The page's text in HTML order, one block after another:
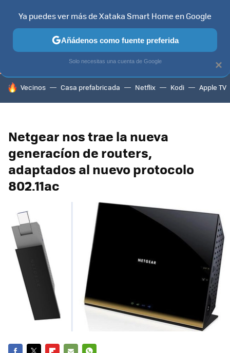
TELEVISORES CONTENIDOS SMART TV SELECCIÓN
HOY SE HABLA DE
Vecinos Casa prefabricada Netflix Kodi Apple TV
Netgear nos trae la nueva
generacíon de routers,
adaptados al nuevo protocolo
802.11ac
×
Ya puedes ver más de Xataka Smart Home en Google
Añádenos como fuente preferida
Solo necesitas una cuenta de Google